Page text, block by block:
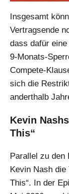
Insgesamt
Vertragsende
dass dafür
9-Monats-
Compete-
sich die
anderthalb
Kevin
This“
Parallel zu
Kevin Nash
This“. In der